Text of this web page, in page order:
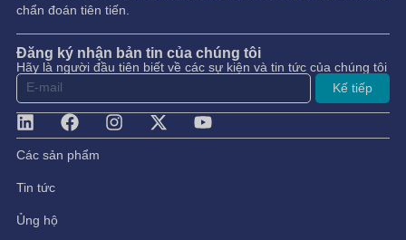
chẩn đoán tiên tiến.
Đăng ký nhận bản tin của chúng tôi
Hãy là người đầu tiên biết về các sự kiện và tin tức của chúng tôi
Kế tiếp
Các sản phẩm
Tin tức
Ủng hộ